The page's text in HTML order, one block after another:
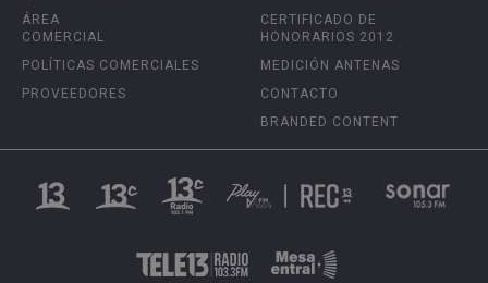
ÁREA
COMERCIAL
POLÍTICAS COMERCIALES
PROVEEDORES
CERTIFICADO DE
HONORARIOS 2012
MEDICIÓN ANTENAS
CONTACTO
BRANDED CONTENT